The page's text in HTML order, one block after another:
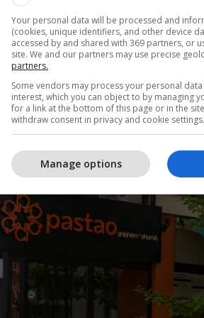
këtë partneritet si një shtyllë të
hezitim do ta rekomandonim
dhe me arritë një audiencë
të reja të zhvilluara së fundmi
një tjetër biznes i
Eatery.
Your personal data will be processed and
(cookies, unique identifiers, and other device
accessed by and shared with 369 partners, or
site. We and our partners may use precise
partners.
Some vendors may process your personal
interest, which you can object to by managing
for a link at the bottom of this page or in the
withdraw consent in privacy and cookie settings.
Manage options